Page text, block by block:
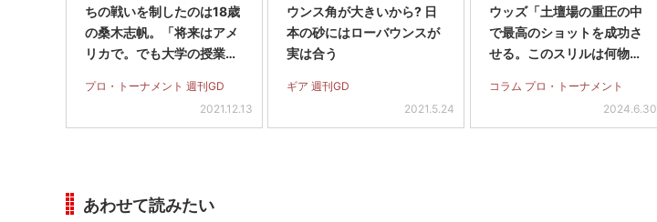
ちの戦いを制したのは18歳
の桑木志帆。「将来はアメ
リカで。でも大学の授業に
プロ・トーナメント 週刊GD
2021.12.13
ウンス角が大きいから? 日
本の砂にはローバウンスが
実は合う
ギア 週刊GD
2021.5.24
ウッズ「土壇場の重圧の中
で最高のショットを成功さ
せる。このスリルは何物に
コラム プロ・トーナメント
2024.6.30
あわせて読みたい